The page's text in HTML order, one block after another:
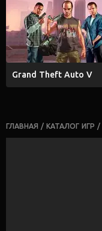
Grand Theft Auto V
ГЛАВНАЯ / КАТАЛОГ ИГР /